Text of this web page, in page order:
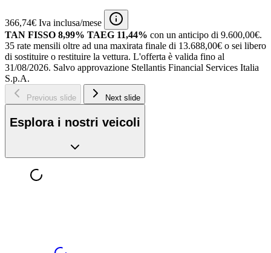
366,74€ Iva inclusa/mese
TAN FISSO 8,99% TAEG 11,44% con un anticipo di 9.600,00€.
35 rate mensili oltre ad una maxirata finale di 13.688,00€ o sei libero
di sostituire o restituire la vettura. L'offerta è valida fino al
31/08/2026. Salvo approvazione Stellantis Financial Services Italia
S.p.A.
Previous slide Next slide
Esplora i nostri veicoli